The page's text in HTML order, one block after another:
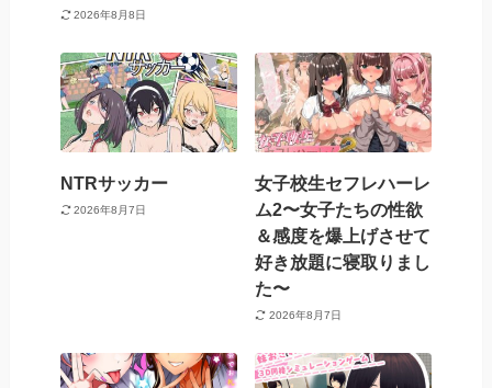
2026年8月8日
NTRサッカー
2026年8月7日
女子校生セフレハーレ
ム2〜女子たちの性欲
＆感度を爆上げさせて
好き放題に寝取りまし
た〜
2026年8月7日